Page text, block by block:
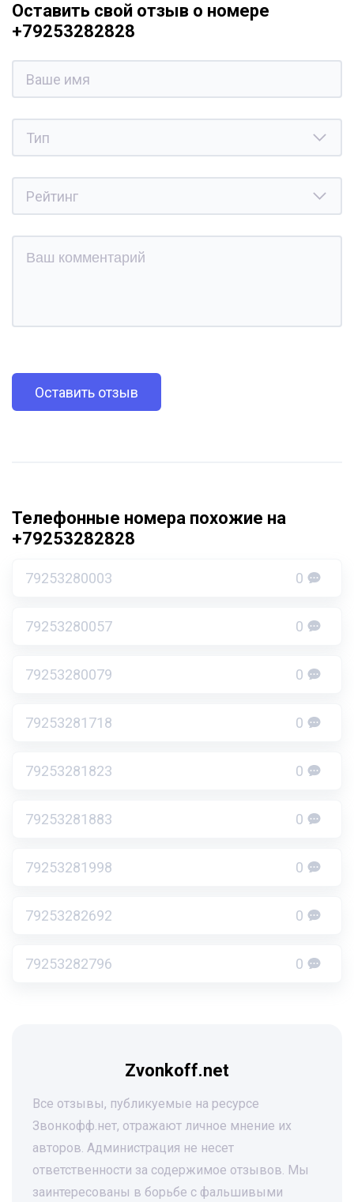
Оставить свой отзыв о номере
+79253282828
Оставить отзыв
Телефонные номера похожие на
+79253282828
79253280003 0
79253280057 0
79253280079 0
79253281718 0
79253281823 0
79253281883 0
79253281998 0
79253282692 0
79253282796 0
Zvonkoff.net
Все отзывы, публикуемые на ресурсе
Звонкофф.нет, отражают личное мнение их
авторов. Администрация не несет
ответственности за содержимое отзывов. Мы
заинтересованы в борьбе с фальшивыми